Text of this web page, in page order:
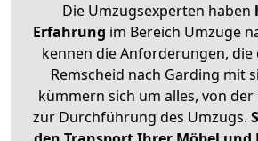
Die Umzugsexperten haben
Erfahrung im Bereich Umzüge
kennen die Anforderungen, die
Remscheid nach Garding mit
kümmern sich um alles, von
zur Durchführung des Umzugs.